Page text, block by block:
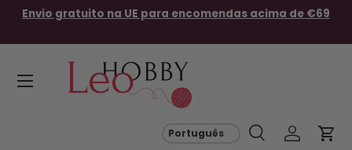
Envio gratuito na UE para encomendas acima de €69
PesquisarIniciar
Menu